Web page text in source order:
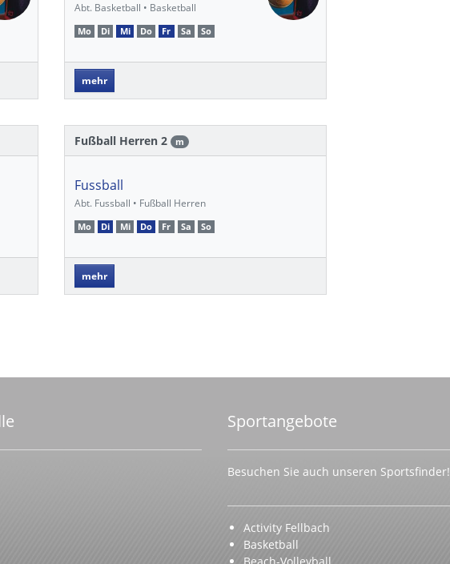
Abt. Basketball • Basketball
Mo Di Mi Do Fr Sa So
mehr
Fußball Herren 2 m
Fussball
Abt. Fussball • Fußball Herren
Mo Di Mi Do Fr Sa So
mehr
Sportangebote
Besuchen Sie auch unseren Sportsfinder!
Activity Fellbach
Basketball